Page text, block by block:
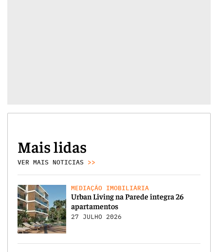
Mais lidas
VER MAIS NOTICIAS >>
MEDIAÇÃO IMOBILIÁRIA
Urban Living na Parede integra 26
apartamentos
27 JULHO 2026